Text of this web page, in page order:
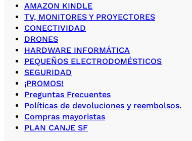
AMAZON KINDLE
TV, MONITORES Y PROYECTORES
CONECTIVIDAD
DRONES
HARDWARE INFORMÁTICA
PEQUEÑOS ELECTRODOMÉSTICOS
SEGURIDAD
¡PROMOS!
Preguntas Frecuentes
Políticas de devoluciones y reembolsos.
Compras mayoristas
PLAN CANJE SF